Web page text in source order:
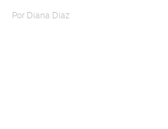
Por Diana Diaz